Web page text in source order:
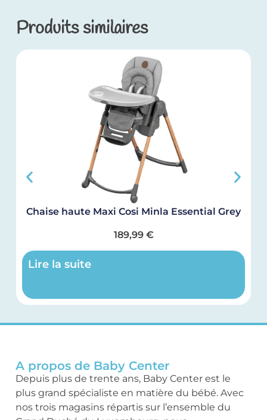
Produits similaires
Chaise haute Maxi Cosi Minla Essential Grey
189,99 €
Lire la suite
A propos de Baby Center
Depuis plus de trente ans, Baby Center est le
plus grand spécialiste en matière du bébé. Avec
nos trois magasins répartis sur l’ensemble du